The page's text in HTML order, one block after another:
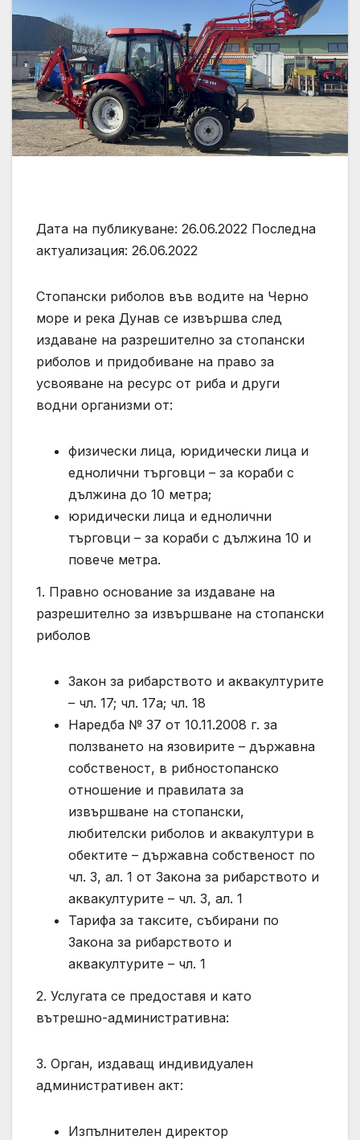
Дата на публикуване: 26.06.2022 Последна
актуализация: 26.06.2022
Стопански риболов във водите на Черно
море и река Дунав се извършва след
издаване на разрешително за стопански
риболов и придобиване на право за
усвояване на ресурс от риба и други
водни организми от:
физически лица, юридически лица и
еднолични търговци – за кораби с
дължина до 10 метра;
юридически лица и еднолични
търговци – за кораби с дължина 10 и
повече метра.
1. Правно основание за издаване на
разрешително за извършване на стопански
риболов
Закон за рибарството и аквакултурите
– чл. 17; чл. 17а; чл. 18
Наредба № 37 от 10.11.2008 г. за
ползването на язовирите – държавна
собственост, в рибностопанско
отношение и правилата за
извършване на стопански,
любителски риболов и аквакултури в
обектите – държавна собственост по
чл. 3, ал. 1 от Закона за рибарството и
аквакултурите – чл. 3, ал. 1
Тарифа за таксите, събирани по
Закона за рибарството и
аквакултурите – чл. 1
2. Услугата се предоставя и като
вътрешно-административна:
3. Орган, издаващ индивидуален
административен акт:
Изпълнителен директор